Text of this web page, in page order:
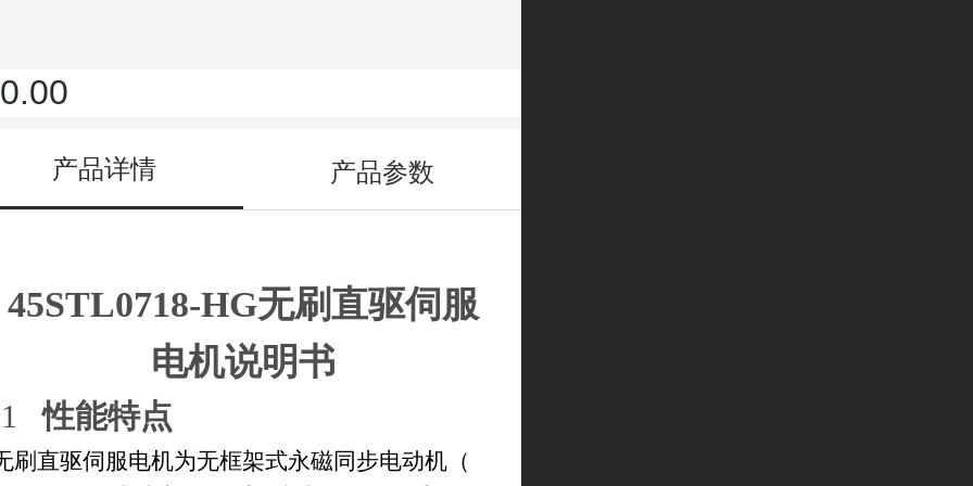
产品详情 产品参数
45STL0718-HG无刷直驱伺服
电机说明书
1 性能特点
刷直驱伺服电机为无框架式永磁同步电动机（